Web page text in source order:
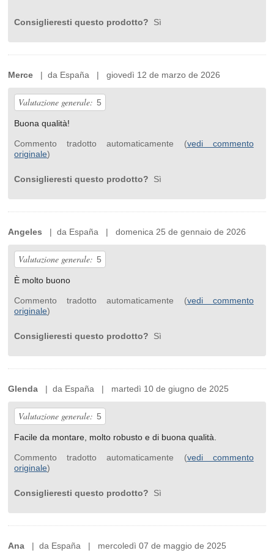
Consiglieresti questo prodotto? Sì
Merce | da España | giovedì 12 de marzo de 2026
Valutazione generale: 5
Buona qualità!
Commento tradotto automaticamente (vedi commento
originale)
Consiglieresti questo prodotto? Sì
Angeles | da España | domenica 25 de gennaio de 2026
Valutazione generale: 5
È molto buono
Commento tradotto automaticamente (vedi commento
originale)
Consiglieresti questo prodotto? Sì
Glenda | da España | martedì 10 de giugno de 2025
Valutazione generale: 5
Facile da montare, molto robusto e di buona qualità.
Commento tradotto automaticamente (vedi commento
originale)
Consiglieresti questo prodotto? Sì
Ana | da España | mercoledì 07 de maggio de 2025